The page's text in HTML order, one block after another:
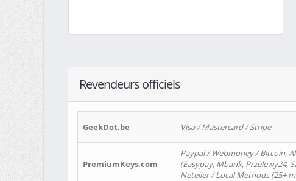
Revendeurs officiels
GeekDot.be Visa / Mastercard / Stripe
PremiumKeys.com
Paypal / Webmoney / Bitcoin,
(Easypay, Mbank, Przelewy24,
Neteller / Local Methods (25+